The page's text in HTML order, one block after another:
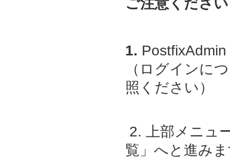
1. PostfixAdmin
（ログインに
照ください）
2. 上部メニュ
覧」へと進み